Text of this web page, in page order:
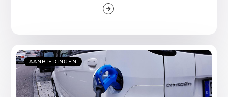
AANBIEDINGEN